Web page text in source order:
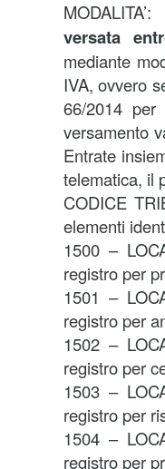
versata
mediante
IVA, ovvero
66/2014
versamento
Entrate
telematica, il
CODICE
elementi
1500 –
registro per
1501 –
registro per
1502 –
registro per
1503 –
registro per
1504 –
registro per